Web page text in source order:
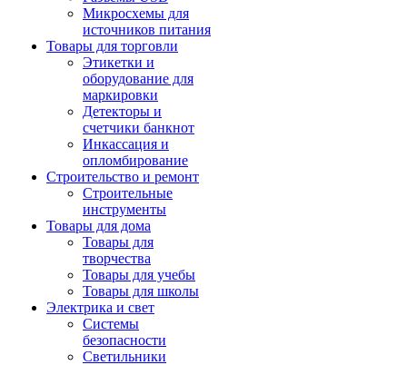
Микросхемы для
источников питания
Товары для торговли
Этикетки и
оборудование для
маркировки
Детекторы и
счетчики банкнот
Инкассация и
опломбирование
Строительство и ремонт
Строительные
инструменты
Товары для дома
Товары для
творчества
Товары для учебы
Товары для школы
Электрика и свет
Системы
безопасности
Светильники